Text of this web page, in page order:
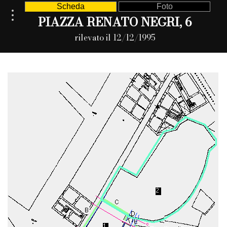
Scheda Foto
PIAZZA RENATO NEGRI, 6
rilevato il 12/12/1995